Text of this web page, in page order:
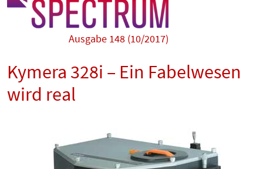
Ausgabe 148 (10/2017)
Kymera 328i – Ein Fabelwesen
wird real